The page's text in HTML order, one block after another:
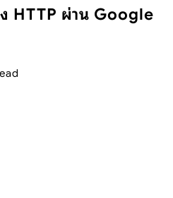
ง HTTP ผ่าน Google